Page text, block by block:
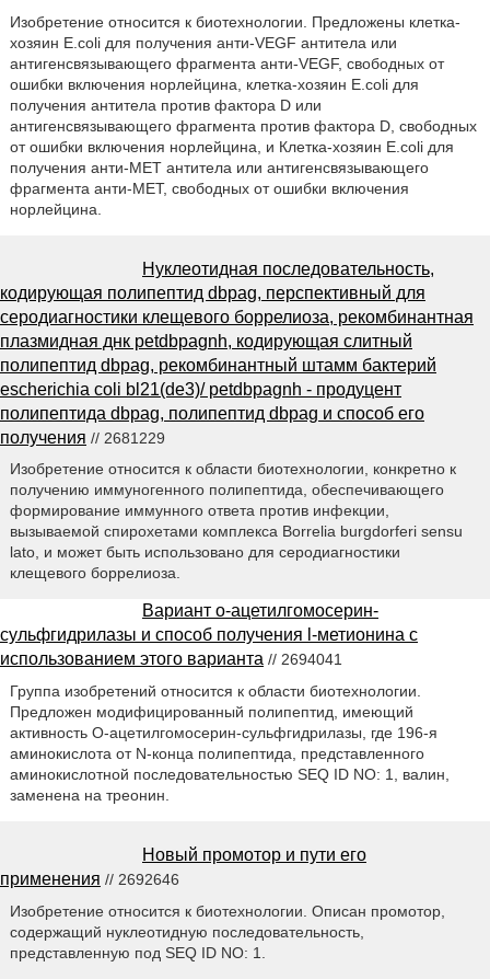
Изобретение относится к биотехнологии. Предложены клетка-
хозяин E.coli для получения анти-VEGF антитела или
антигенсвязывающего фрагмента анти-VEGF, свободных от
ошибки включения норлейцина, клетка-хозяин E.coli для
получения антитела против фактора D или
антигенсвязывающего фрагмента против фактора D, свободных
от ошибки включения норлейцина, и Клетка-хозяин E.coli для
получения анти-МЕТ антитела или антигенсвязывающего
фрагмента анти-МЕТ, свободных от ошибки включения
норлейцина.
Нуклеотидная последовательность,
кодирующая полипептид dbpag, перспективный для
серодиагностики клещевого боррелиоза, рекомбинантная
плазмидная днк petdbpagnh, кодирующая слитный
полипептид dbpag, рекомбинантный штамм бактерий
escherichia coli bl21(de3)/ petdbpagnh - продуцент
полипептида dbpag, полипептид dbpag и способ его
получения // 2681229
Изобретение относится к области биотехнологии, конкретно к
получению иммуногенного полипептида, обеспечивающего
формирование иммунного ответа против инфекции,
вызываемой спирохетами комплекса Borrelia burgdorferi sensu
lato, и может быть использовано для серодиагностики
клещевого боррелиоза.
Вариант o-ацетилгомосерин-
сульфгидрилазы и способ получения l-метионина с
использованием этого варианта // 2694041
Группа изобретений относится к области биотехнологии.
Предложен модифицированный полипептид, имеющий
активность О-ацетилгомосерин-сульфгидрилазы, где 196-я
аминокислота от N-конца полипептида, представленного
аминокислотной последовательностью SEQ ID NO: 1, валин,
заменена на треонин.
Новый промотор и пути его
применения // 2692646
Изобретение относится к биотехнологии. Описан промотор,
содержащий нуклеотидную последовательность,
представленную под SEQ ID NO: 1.